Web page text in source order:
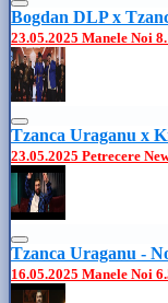
Bogdan DLP x
23.05.2025 Manele Noi
Tzanca Uraganu x
23.05.2025 Petrecere
Tzanca Uraganu -
16.05.2025 Manele Noi